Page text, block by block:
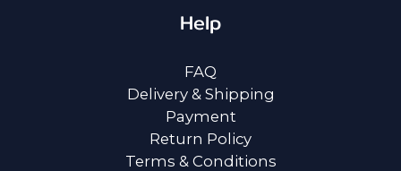
Help
FAQ
Delivery & Shipping
Payment
Return Policy
Terms & Conditions